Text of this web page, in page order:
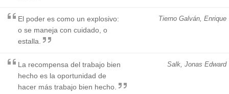
Tierno Galván, Enrique
El poder es como un explosivo:
o se maneja con cuidado, o
estalla.
Salk, Jonas Edward
La recompensa del trabajo bien
hecho es la oportunidad de
hacer más trabajo bien hecho.